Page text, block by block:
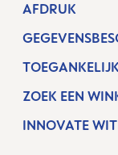
AFDRUK
ZOEK EEN
INNOVATE